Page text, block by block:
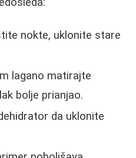
nokte, uklonite stare
lagano matirajte
bolje prianjao.
da uklonite